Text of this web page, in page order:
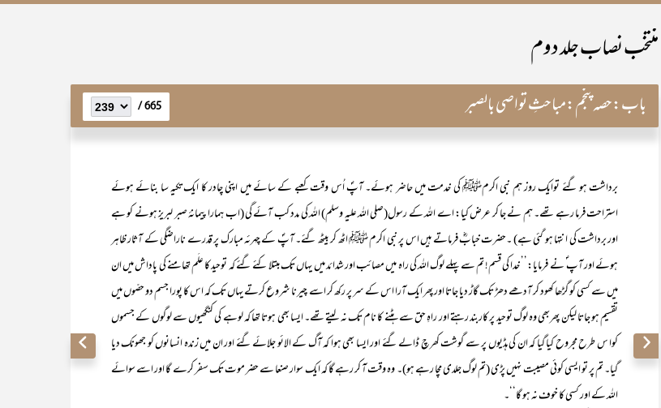
منتخب نصاب جلد دوم
باب:حصہ پنجم:مباحثِ تواصی بالصبر 665 /
برداشت ہو گئے توایک روز ہم نبی اکرمﷺ کی خدمت میں حاضر ہوئے۔ آپؐ اُس وقت کعبے کے سائے میں اپنی چادر کا ایک تکیہ سا بنائے ہوئے
استراحت فرما رہے تھے۔ ہم نے جا کر عرض کیا: اے اللہ کے رسول(صلی اللہ علیہ وسلم) اللہ کی مدد کب آئے گی (اب ہمارا پیمانۂ صبر لبریز ہونے کو ہے
اور برداشت کی انتہا ہو گئی ہے) ۔حضرت خبابؓ فرماتے ہیں اس پر نبی اکرم ﷺ اٹھ کر بیٹھ گئے۔ آپؐ کے چہرئہ مبارک پر قدرے ناراضگی کے آثار ظاہر
ہوئے اور آپ ؐ نے فرمایا:’’ خدا کی قسم! تم سے پہلے لوگ اللہ کی راہ میں مصائب اور شدائد میں یہاں تک مبتلا کئے گئے کہ توحید کا علَم تھامنے کی پاداش میں ان
میں سے کسی کو گڑھا کھود کر آدھے دھڑ تک گاڑ دیا جاتا اور پھر ایک آرا اس کے سر پر رکھ کر اسے چیرنا شروع کرتے یہاں تک کہ اس کا پورا جسم دو حصّوں میں
تقسیم ہو جاتا لیکن پھربھی وہ لوگ توحید پر کاربند رہتے اور راہِ حق سے ہٹنے کا نام تک نہ لیتے تھے۔ ایسا بھی ہوتا تھا کہ لوہے کی کنگھیوں سے لوگوں کے جسموں
کوا س طرح مجروح کیا گیا کہ ان کی ہڈیوں پر سے گوشت کھرچ ڈالے گئے اور ایسا بھی ہوا کہ آگ کے الائو جلائے گئے اور ان میں زندہ انسانوں کو جھونک دیا
گیا۔ تم پر تو ایسی کوئی مصیبت نہیں پڑی (تم لوگ جلدی مچا رہے ہو)۔ وہ وقت آ کر رہے گا کہ ایک سوار صنعا سے حضر موت تک سفر کرے گا اور اسے سوائے
اللہ کے اور کسی کا خوف نہ ہو گا‘‘۔